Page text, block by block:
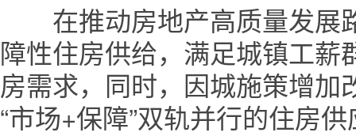
在推动房地产高质量发展
障性住房供给，满足城镇工
房需求，同时，因城施策增
“市场+保障”双轨并行的住房